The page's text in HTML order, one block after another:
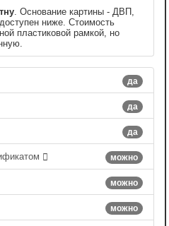
. Основание картины - ДВП,
ниже. Стоимость
пластиковой рамкой, но
да
да
да
можно
можно
можно